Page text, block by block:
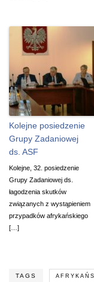
Kolejne posiedzenie
Grupy Zadaniowej
ds. ASF
Kolejne, 32. posiedzenie
Grupy Zadaniowej ds.
łagodzenia skutków
związanych z wystąpieniem
przypadków afrykańskiego
[…]
TAGS